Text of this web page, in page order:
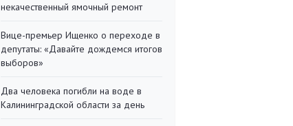
некачественный ямочный ремонт
Вице-премьер Ищенко о переходе в
депутаты: «Давайте дождемся итогов
выборов»
Два человека погибли на воде в
Калининградской области за день